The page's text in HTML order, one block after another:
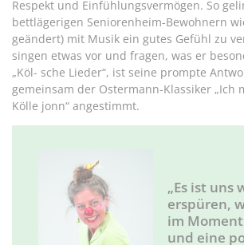
Respekt und Einfühlungsvermögen. So
bettlägerigen Seniorenheim-Bewohnern
geändert) mit Musik ein gutes Gefühl zu
singen etwas vor und fragen, was er
„Köl- sche Lieder“, ist seine prompte
gemeinsam der Ostermann-Klassiker „Ich
Kölle jonn“ angestimmt.
„Es ist uns
erspüren,
im
und eine